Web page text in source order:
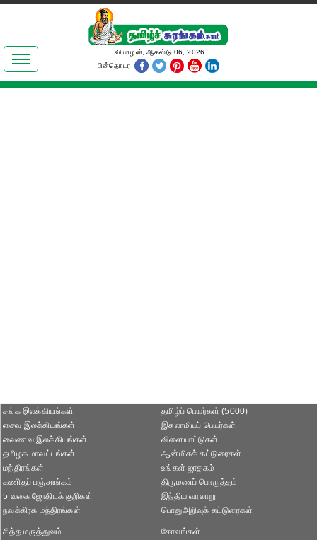
இலக்கியங்கள்
தமிழ் உலகம்
வியாழன், ஆகஸ்டு 06, 2026
பின்தொடர
சங்க இலக்கியங்கள்
சைவ இலக்கியங்கள்
வைணவ இலக்கியங்கள்
தமிழக மாவட்டங்கள்
தமிழ்ப் பெயர்கள் (5000)
இசுலாமியப் பெயர்கள்
விளையாட்டுகள்
ஆன்மிகக் கட்டுரைகள்
மந்திரங்கள்
கணிதப் பஞ்சாங்கம்
5 வகை ஜோதிடக் குறிகள்
நவக்கிரக மந்திரங்கள்
உங்கள் ஜாதகம்
திருமணப் பொருத்தம்
இந்திய வரலாறு
பொதுஅறிவுக் கட்டுரைகள்
சித்த மருத்துவம்
கோலங்கள்